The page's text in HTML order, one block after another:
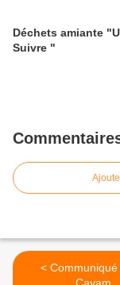
Déchets amiante
Suivre "
< Communiqué de la